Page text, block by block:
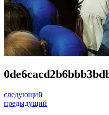
следующий
предыдущий